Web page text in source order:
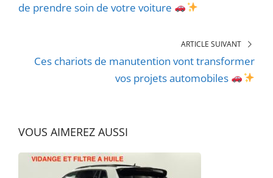
de prendre soin de votre voiture
ARTICLE SUIVANT
Ces chariots de manutention vont transformer
vos projets automobiles
VOUS AIMEREZ AUSSI